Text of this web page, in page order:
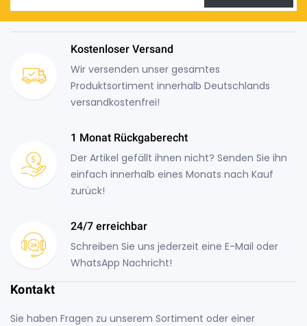
Kostenloser Versand
Wir versenden unser gesamtes
Produktsortiment innerhalb Deutschlands
versandkostenfrei!
1 Monat Rückgaberecht
Der Artikel gefällt ihnen nicht? Senden Sie ihn
einfach innerhalb eines Monats nach Kauf
zurück!
24/7 erreichbar
Schreiben Sie uns jederzeit eine E-Mail oder
WhatsApp Nachricht!
Kontakt
Sie haben Fragen zu unserem Sortiment oder einer